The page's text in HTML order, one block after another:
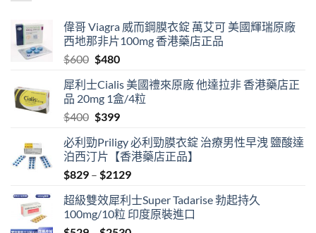
偉哥 Viagra 威而鋼膜衣錠 萬艾可 美國輝瑞原廠
西地那非片100mg 香港藥店正品
$600 Original
was:
$600.
$480Current
is:
$480.
犀利士Cialis 美國禮來原廠 他達拉非 香港藥店正
品 20mg 1盒/4粒
$400 Original
was:
$400.
$399Current
is:
$399.
必利勁Priligy 必利勁膜衣錠 治療男性早洩 鹽酸達
泊西汀片【香港藥店正品】
$829 – $2129Price
$829
through
超級雙效犀利士Super Tadarise 勃起持久
100mg/10粒 印度原裝進口